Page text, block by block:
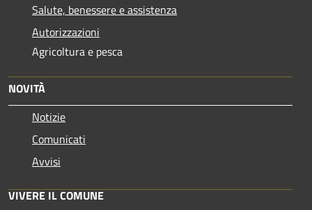
Salute, benessere e assistenza
Autorizzazioni
Agricoltura e pesca
NOVITÀ
Notizie
Comunicati
Avvisi
VIVERE IL COMUNE